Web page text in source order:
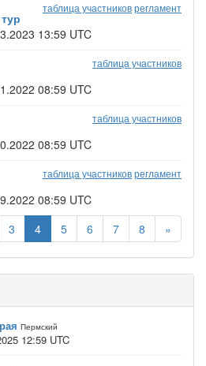
таблица участниковрегламент
13:59 UTC
таблица участников
08:59 UTC
таблица участников
08:59 UTC
таблица участниковрегламент
08:59 UTC
3 4 5 6 7 8 »
Пермский
12:59 UTC